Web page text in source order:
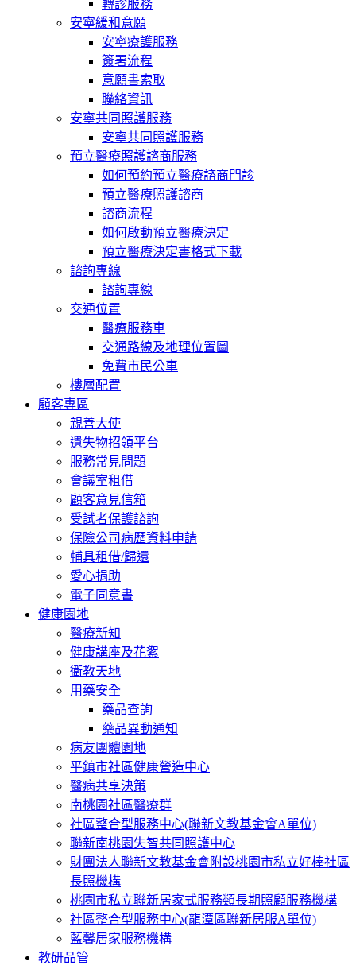
轉診服務
安寧緩和意願
安寧療護服務
簽署流程
意願書索取
聯絡資訊
安寧共同照護服務
安寧共同照護服務
預立醫療照護諮商服務
如何預約預立醫療諮商門診
預立醫療照護諮商
諮商流程
如何啟動預立醫療決定
預立醫療決定書格式下載
諮詢專線
諮詢專線
交通位置
醫療服務車
交通路線及地理位置圖
免費市民公車
樓層配置
顧客專區
親善大使
遺失物招領平台
服務常見問題
會議室租借
顧客意見信箱
受試者保護諮詢
保險公司病歷資料申請
輔具租借/歸還
愛心捐助
電子同意書
健康園地
醫療新知
健康講座及花絮
衛教天地
用藥安全
藥品查詢
藥品異動通知
病友團體園地
平鎮市社區健康營造中心
醫病共享決策
南桃園社區醫療群
社區整合型服務中心(聯新文教基金會A單位)
聯新南桃園失智共同照護中心
財團法人聯新文教基金會附設桃園市私立好棒社區
長照機構
桃園市私立聯新居家式服務類長期照顧服務機構
社區整合型服務中心(龍潭區聯新居服A單位)
藍馨居家服務機構
教研品管